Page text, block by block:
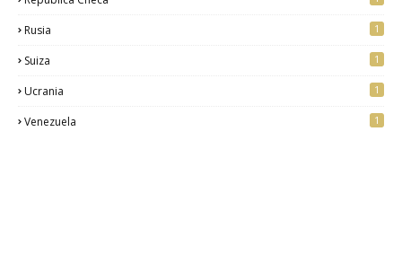
Rusia 1
Suiza 1
Ucrania 1
Venezuela 1